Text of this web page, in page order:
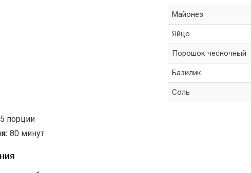
Майонез
Яйцо
Порошок чесночный
Базилик
Соль
5 порции
80 минут